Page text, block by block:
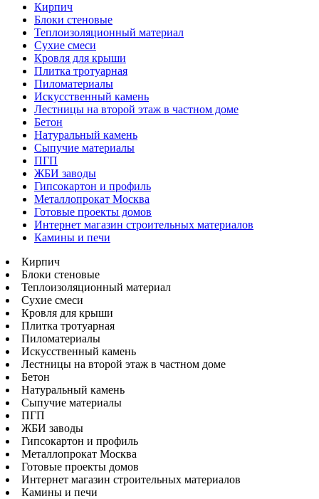
Кирпич
Блоки стеновые
Теплоизоляционный материал
Сухие смеси
Кровля для крыши
Плитка тротуарная
Пиломатериалы
Искусственный камень
Лестницы на второй этаж в частном доме
Бетон
Натуральный камень
Сыпучие материалы
ПГП
ЖБИ заводы
Гипсокартон и профиль
Металлопрокат Москва
Готовые проекты домов
Интернет магазин строительных материалов
Камины и печи
Кирпич
Блоки стеновые
Теплоизоляционный материал
Сухие смеси
Кровля для крыши
Плитка тротуарная
Пиломатериалы
Искусственный камень
Лестницы на второй этаж в частном доме
Бетон
Натуральный камень
Сыпучие материалы
ПГП
ЖБИ заводы
Гипсокартон и профиль
Металлопрокат Москва
Готовые проекты домов
Интернет магазин строительных материалов
Камины и печи